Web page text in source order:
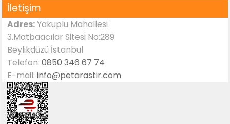
İletişim
Adres:Yakuplu Mahallesi
3.Matbaacılar Sitesi No:289
Beylikdüzü İstanbul
Telefon:0850 346 67 74
E-mail:info@petarastir.com